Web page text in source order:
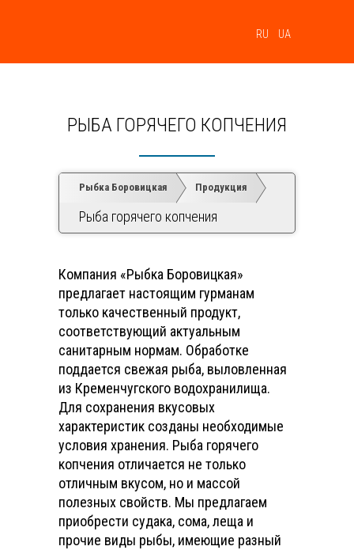
RU UA
РЫБА ГОРЯЧЕГО КОПЧЕНИЯ
Рыбка Боровицкая Продукция
Рыба горячего копчения
Компания «Рыбка Боровицкая»
предлагает настоящим гурманам
только качественный продукт,
соответствующий актуальным
санитарным нормам. Обработке
поддается свежая рыба, выловленная
из Кременчугского водохранилища.
Для сохранения вкусовых
характеристик созданы необходимые
условия хранения. Рыба горячего
копчения отличается не только
отличным вкусом, но и массой
полезных свойств. Мы предлагаем
приобрести судака, сома, леща и
прочие виды рыбы, имеющие разный